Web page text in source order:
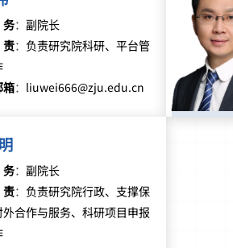
： 副院长
： 负责研究院科研、平台管
箱： liuwei666@zju.edu.cn
： 副院长
： 负责研究院行政、支撑保
外合作与服务、科研项目申报